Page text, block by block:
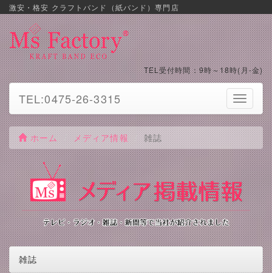
激安・格安 クラフトバンド（紙バンド）専門店
TEL受付時間：9時～18時(月-金)
Toggle
TEL:0475-26-3315
ホーム メディア情報 雑誌
雑誌